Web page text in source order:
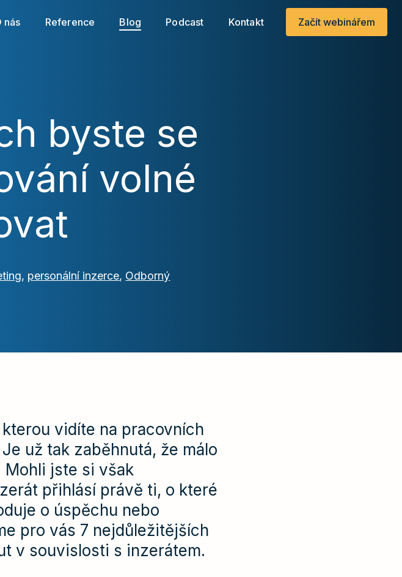
nás Reference Blog Podcast Kontakt Začít webinářem
byste se
volné
, personální inzerce, Odborný
vidíte na pracovních
už tak zaběhnutá, že málo
Mohli jste si však
přihlásí právě ti, o které
o úspěchu nebo
pro vás 7 nejdůležitějších
v souvislosti s inzerátem.